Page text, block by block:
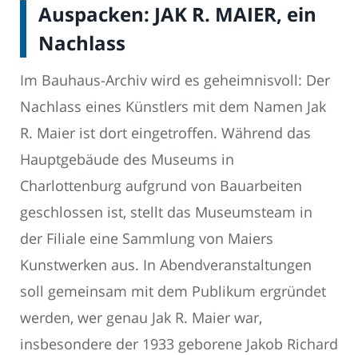
Auspacken: JAK R. MAIER, ein
Nachlass
Im Bauhaus-Archiv wird es geheimnisvoll: Der
Nachlass eines Künstlers mit dem Namen Jak
R. Maier ist dort eingetroffen. Während das
Hauptgebäude des Museums in
Charlottenburg aufgrund von Bauarbeiten
geschlossen ist, stellt das Museumsteam in
der Filiale eine Sammlung von Maiers
Kunstwerken aus. In Abendveranstaltungen
soll gemeinsam mit dem Publikum ergründet
werden, wer genau Jak R. Maier war,
insbesondere der 1933 geborene Jakob Richard